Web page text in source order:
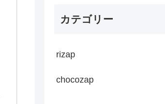
カテゴリー
rizap
chocozap